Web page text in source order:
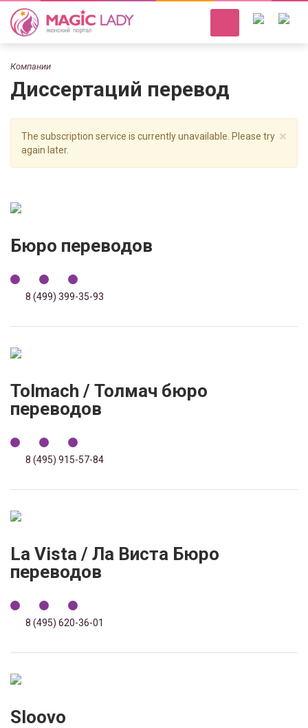
Компании
Диссертаций перевод
×
The subscription service is currently unavailable. Please try
again later.
Бюро переводов
8 (499) 399-35-93
Tolmach / Толмач бюро
переводов
8 (495) 915-57-84
La Vista / Ла Виста Бюро
переводов
8 (495) 620-36-01
Sloovo